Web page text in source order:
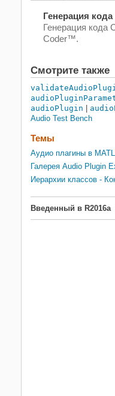
Генерация кода
Генерация кода
Coder™.
Смотрите также
audioPlugin
Audio Test Bench
Темы
Аудио плагины в
Галерея Audio Plugin
Иерархии классов -
Введенный в R2016a